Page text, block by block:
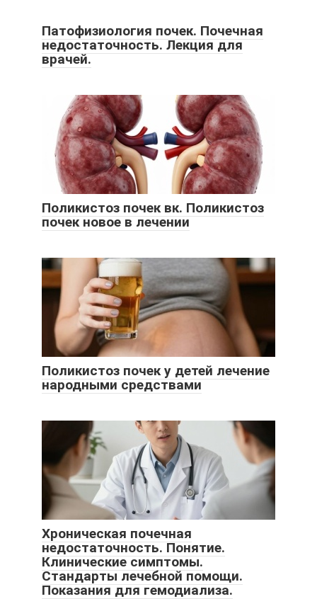
Патофизиология почек. Почечная
недостаточность. Лекция для
врачей.
Поликистоз почек вк. Поликистоз
почек новое в лечении
Поликистоз почек у детей лечение
народными средствами
Хроническая почечная
недостаточность. Понятие.
Клинические симптомы.
Стандарты лечебной помощи.
Показания для гемодиализа.